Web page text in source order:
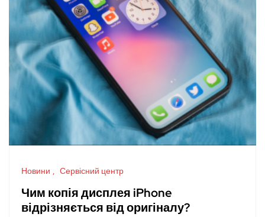
Новини Сервісний центр
Чим копія дисплея iPhone
відрізняється від оригіналу?